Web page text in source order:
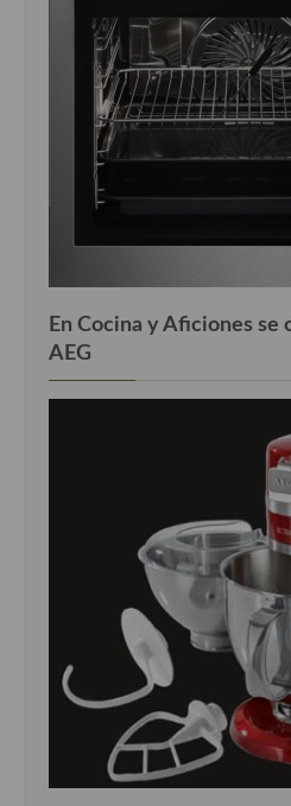
En Cocina y Aficiones se
AEG